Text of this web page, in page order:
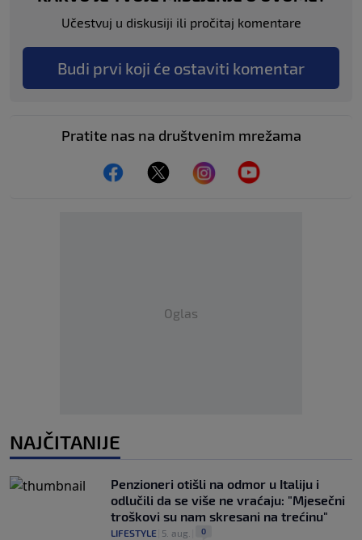
Učestvuj u diskusiji ili pročitaj komentare
Budi prvi koji će ostaviti komentar
Pratite nas na društvenim mrežama
Oglas
NAJČITANIJE
Penzioneri otišli na odmor u Italiju i
odlučili da se više ne vraćaju: "Mjesečni
troškovi su nam skresani na trećinu"
LIFESTYLE 5. aug. 0